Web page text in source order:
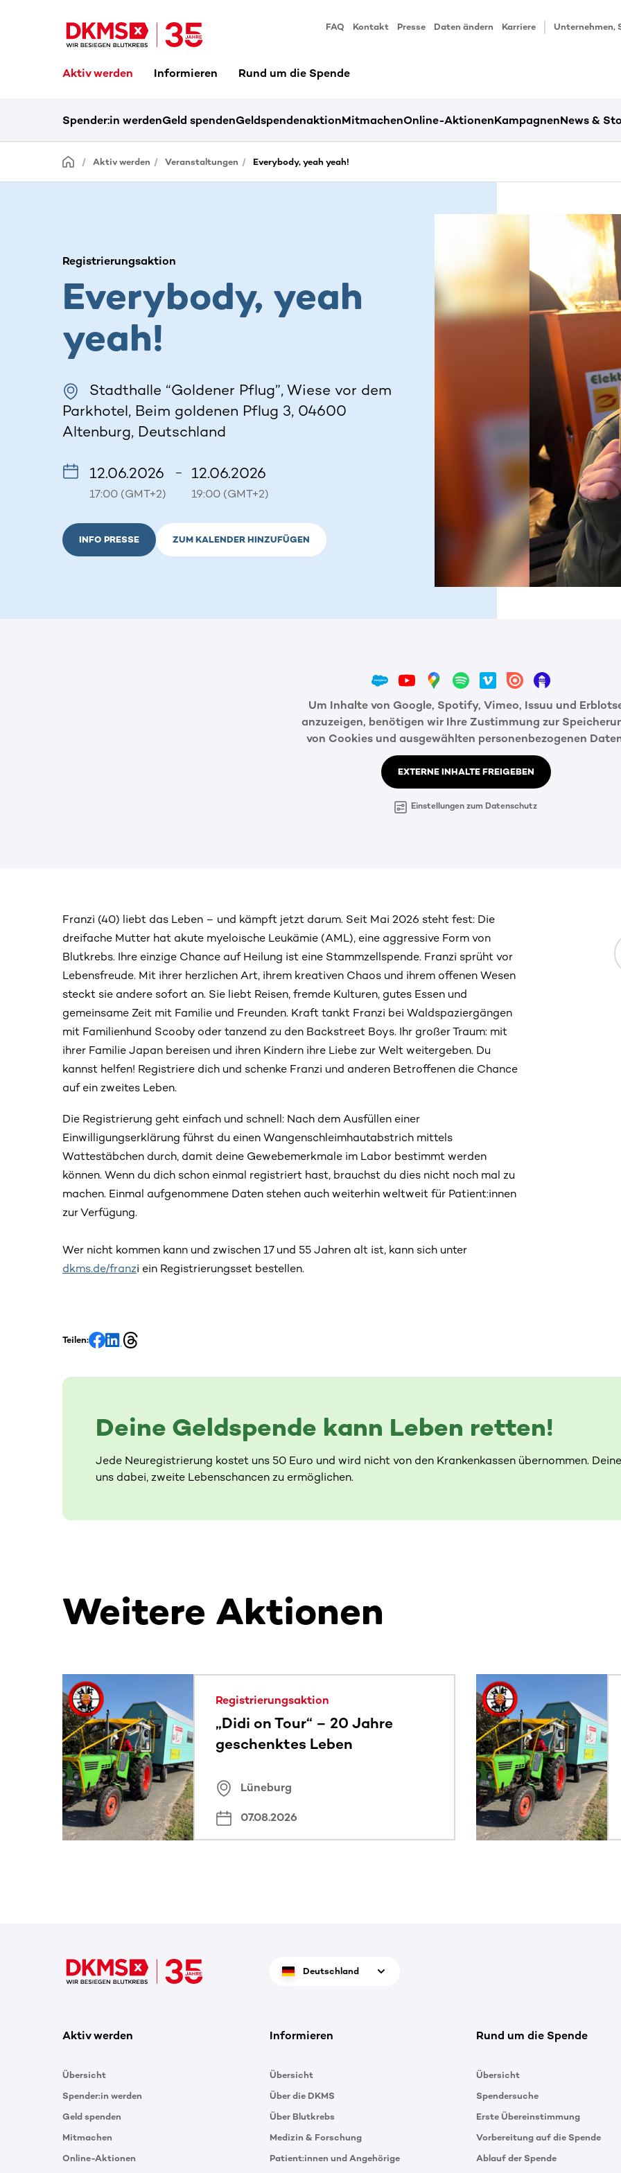
FAQ Kontakt Presse Daten ändern Karriere Unternehmen,
Aktiv werden Informieren Rund um die Spende
Spender:in werdenGeld spendenGeldspendenaktionMitmachenOnline-AktionenKampagnenNews &
Aktiv werden Veranstaltungen Everybody, yeah yeah!
Registrierungsaktion
Everybody, yeah
yeah!
Stadthalle “Goldener Pflug”, Wiese vor dem
Parkhotel, Beim goldenen Pflug 3, 04600
Altenburg, Deutschland
12.06.2026
17:00 (GMT+2)
– 12.06.2026
19:00 (GMT+2)
INFO PRESSE ZUM KALENDER HINZUFÜGEN
Um Inhalte von Google, Spotify, Vimeo, Issuu und
anzuzeigen, benötigen wir Ihre Zustimmung zur
von Cookies und ausgewählten personenbezogenen
EXTERNE INHALTE FREIGEBEN
Einstellungen zum Datenschutz
Franzi (40) liebt das Leben – und kämpft jetzt darum. Seit Mai 2026 steht fest: Die
dreifache Mutter hat akute myeloische Leukämie (AML), eine aggressive Form von
Blutkrebs. Ihre einzige Chance auf Heilung ist eine Stammzellspende. Franzi sprüht vor
Lebensfreude. Mit ihrer herzlichen Art, ihrem kreativen Chaos und ihrem offenen Wesen
steckt sie andere sofort an. Sie liebt Reisen, fremde Kulturen, gutes Essen und
gemeinsame Zeit mit Familie und Freunden. Kraft tankt Franzi bei Waldspaziergängen
mit Familienhund Scooby oder tanzend zu den Backstreet Boys. Ihr großer Traum: mit
ihrer Familie Japan bereisen und ihren Kindern ihre Liebe zur Welt weitergeben. Du
kannst helfen! Registriere dich und schenke Franzi und anderen Betroffenen die Chance
auf ein zweites Leben.
Die Registrierung geht einfach und schnell: Nach dem Ausfüllen einer
Einwilligungserklärung führst du einen Wangenschleimhautabstrich mittels
Wattestäbchen durch, damit deine Gewebemerkmale im Labor bestimmt werden
können. Wenn du dich schon einmal registriert hast, brauchst du dies nicht noch mal zu
machen. Einmal aufgenommene Daten stehen auch weiterhin weltweit für Patient:innen
zur Verfügung.
Wer nicht kommen kann und zwischen 17 und 55 Jahren alt ist, kann sich unter
dkms.de/franzi ein Registrierungsset bestellen.
Teilen:
Deine Geldspende kann Leben retten!
Jede Neuregistrierung kostet uns 50 Euro und wird nicht von den Krankenkassen übernommen.
uns dabei, zweite Lebenschancen zu ermöglichen.
Weitere Aktionen
Dieser Bereich enthält horizontal scrollbare Inhalte. Nutze die Tab-Taste oder wische, um weitere Inhalte zu
Registrierungsaktion
„Didi on Tour“ – 20 Jahre
geschenktes Leben
Lüneburg
07.08.2026
Deutschland
Aktiv werden
Übersicht
Spender:in werden
Geld spenden
Mitmachen
Online-Aktionen
Informieren
Übersicht
Über die DKMS
Über Blutkrebs
Medizin & Forschung
Patient:innen und Angehörige
Rund um die Spende
Übersicht
Spendersuche
Erste Übereinstimmung
Vorbereitung auf die Spende
Ablauf der Spende